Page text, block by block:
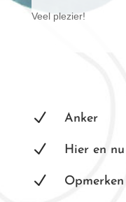
Veel plezier!
N Anker
N Hier en nu
N Opmerken